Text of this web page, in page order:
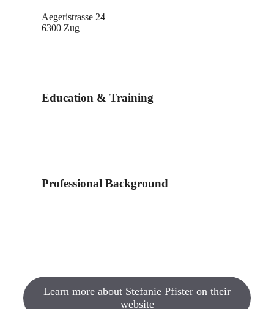
Aegeristrasse 24
6300 Zug
Education & Training
Professional Background
Learn more about Stefanie Pfister on their
website